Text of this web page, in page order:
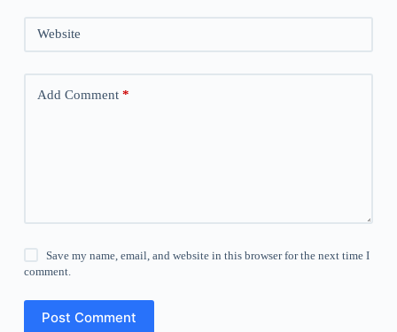
Website
Add Comment*
Save my name, email, and website in this browser for the next time I
comment.
Post Comment